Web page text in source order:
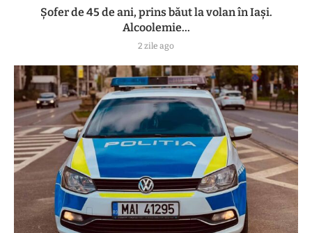
Șofer de 45 de ani, prins băut la volan în Iași.
Alcoolemie...
2 zile ago